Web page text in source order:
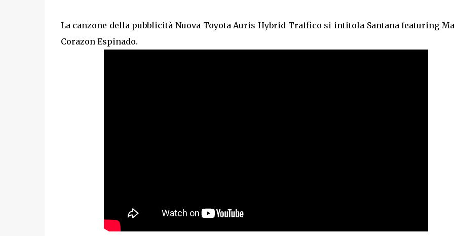
La canzone della pubblicità Nuova Toyota Auris Hybrid Traffico si intitola Santana featuring
Corazon Espinado.